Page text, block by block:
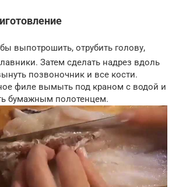
выпотрошить, отрубить голову,
Затем сделать надрез вдоль
позвоночник и все кости.
филе вымыть под краном с водой и
бумажным полотенцем.